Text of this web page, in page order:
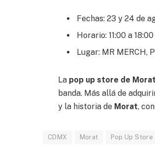
Fechas: 23 y 24 de
Horario: 11:00 a
Lugar: MR MERCH,
La pop up store de Morat
banda. Más allá de
y la historia de Morat,
CDMX Morat Pop Up Store